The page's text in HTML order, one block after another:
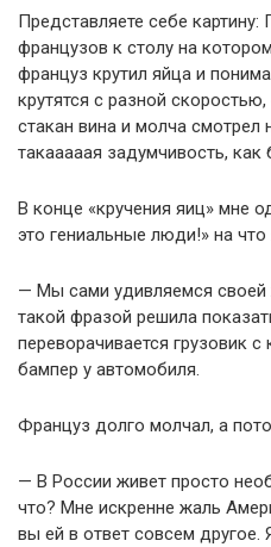
Представляете себе
французов к столу на
француз крутил яйца и
крутятся с разной
стакан вина и молча смотрел
такааааая задумчивость,
В конце «кручения яиц» мне
это гениальные люди!» на что
— Мы сами удивляемся
такой фразой решила
переворачивается грузовик
бампер у автомобиля.
Француз долго молчал, а
— В России живет просто
что? Мне искренне жаль
вы ей в ответ совсем другое.